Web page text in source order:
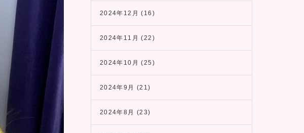
2024年12月 (16)
2024年11月 (22)
2024年10月 (25)
2024年9月 (21)
2024年8月 (23)